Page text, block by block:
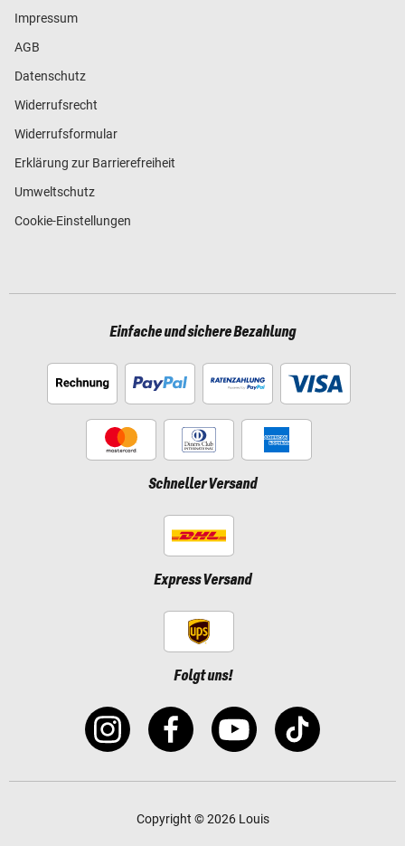
Impressum
AGB
Datenschutz
Widerrufsrecht
Widerrufsformular
Erklärung zur Barrierefreiheit
Umweltschutz
Cookie-Einstellungen
Einfache und sichere Bezahlung
Schneller Versand
Express Versand
Folgt uns!
Copyright © 2026 Louis